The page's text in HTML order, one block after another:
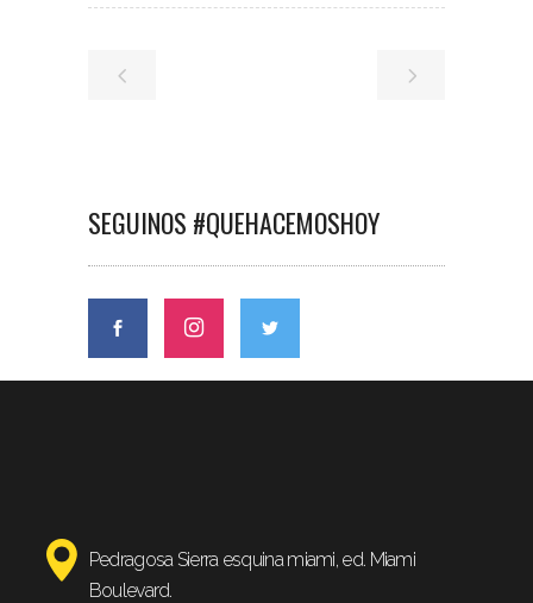
SEGUINOS #QUEHACEMOSHOY
Pedragosa Sierra esquina miami, ed. Miami
Boulevard.